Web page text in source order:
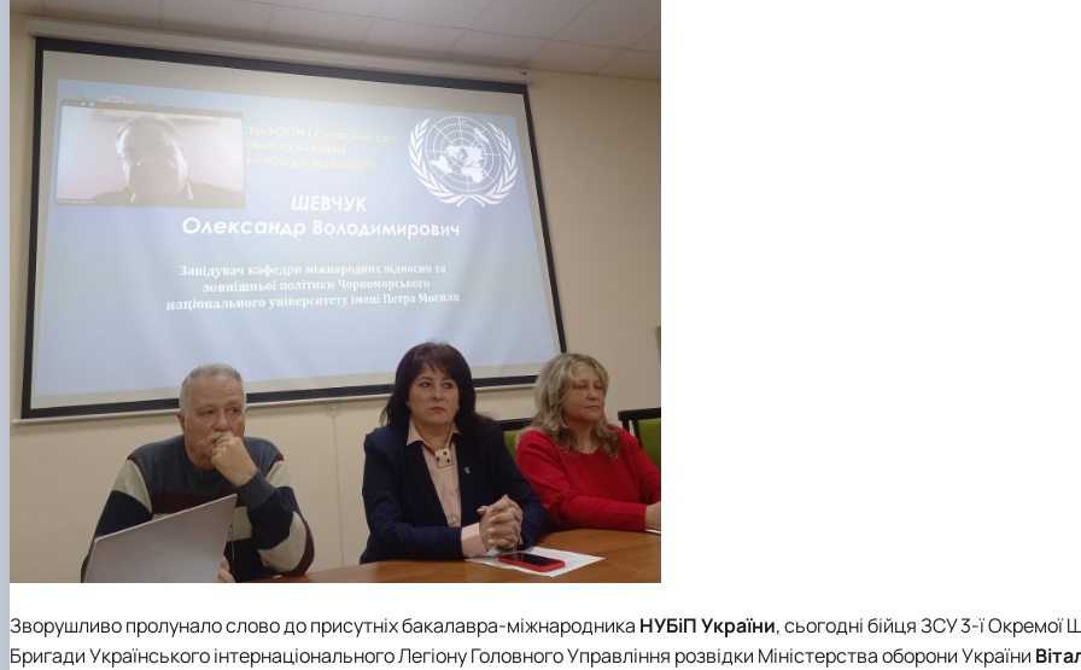
Зворушливо пролунало слово до присутніх бакалавра-міжнародника НУБіП України, сьогоднібійця ЗСУ 3-ї Окремої
Бригади Українського інтернаціонального Легіону Головного Управління розвідки Міністерства оборони України